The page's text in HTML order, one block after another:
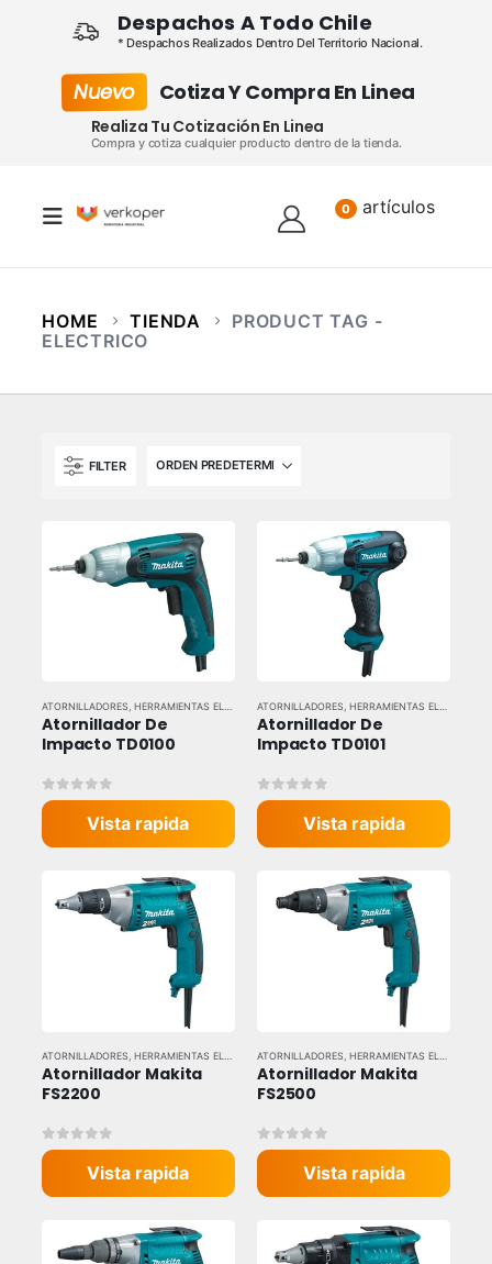
Despachos A Todo Chile
* Despachos Realizados Dentro Del Territorio Nacional.
Nuevo Cotiza Y Compra En Linea
Realiza Tu Cotización En Linea
Compra y cotiza cualquier producto dentro de la tienda.
0 artículos
HOME TIENDA
PRODUCT TAG -
ELECTRICO
FILTER
ATORNILLADORES HERRAMIENTAS ELÉCTRICAS ,HERRAMIENTAS Y EQUIPOS INDUSTRIALES
Atornillador De
Impacto TD0100
0out of 5
Vista rapida
ATORNILLADORES HERRAMIENTAS ELÉCTRICAS
Atornillador De
Impacto TD0101
0out of 5
Vista rapida
ATORNILLADORES HERRAMIENTAS ELÉCTRICAS ,HERRAMIENTAS Y EQUIPOS INDUSTRIALES
Atornillador Makita
FS2200
0out of 5
Vista rapida
ATORNILLADORES HERRAMIENTAS ELÉCTRICAS
Atornillador Makita
FS2500
0out of 5
Vista rapida